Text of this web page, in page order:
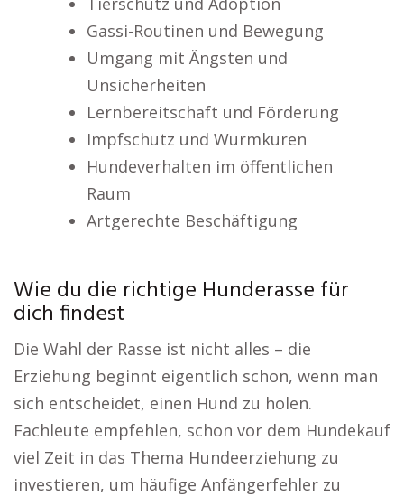
Gassi-Routinen und Bewegung
Umgang mit Ängsten und
Unsicherheiten
Lernbereitschaft und Förderung
Impfschutz und Wurmkuren
Hundeverhalten im öffentlichen
Raum
Artgerechte Beschäftigung
Wie du die richtige Hunderasse für
dich findest
Die Wahl der Rasse ist nicht alles – die
Erziehung beginnt eigentlich schon, wenn man
sich entscheidet, einen Hund zu holen.
Fachleute empfehlen, schon vor dem Hundekauf
viel Zeit in das Thema Hundeerziehung zu
investieren, um häufige Anfängerfehler zu